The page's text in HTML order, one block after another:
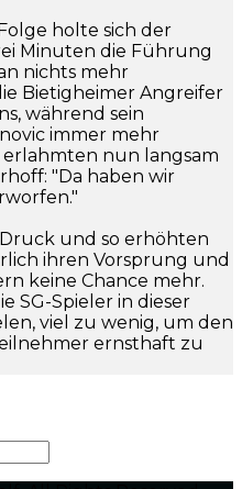
holte sich der
Minuten die Führung
nichts mehr
Bietigheimer Angreifer
während sein
immer mehr
erlahmten nun langsam
"Da haben wir
und so erhöhten
ihren Vorsprung und
keine Chance mehr.
SG-Spieler in dieser
viel zu wenig, um den
ernsthaft zu